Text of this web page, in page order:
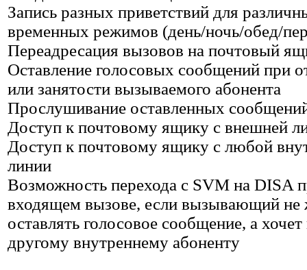
Запись разных приветствий для
временных режимов (день/ночь/обед/
Переадресация вызовов на почтовый
Оставление голосовых сообщений при
или занятости вызываемого абонента
Прослушивание оставленных
Доступ к почтовому ящику с внешней
Доступ к почтовому ящику с любой
линии
Возможность перехода с SVM на DISA
входящем вызове, если вызывающий не
оставлять голосовое сообщение, а
другому внутреннему абоненту